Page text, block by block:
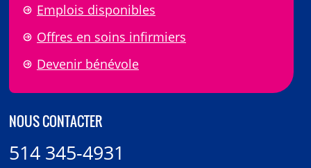
Emplois disponibles
Offres en soins infirmiers
Devenir bénévole
NOUS CONTACTER
514 345-4931